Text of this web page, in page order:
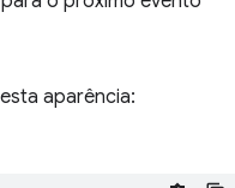
aparência: